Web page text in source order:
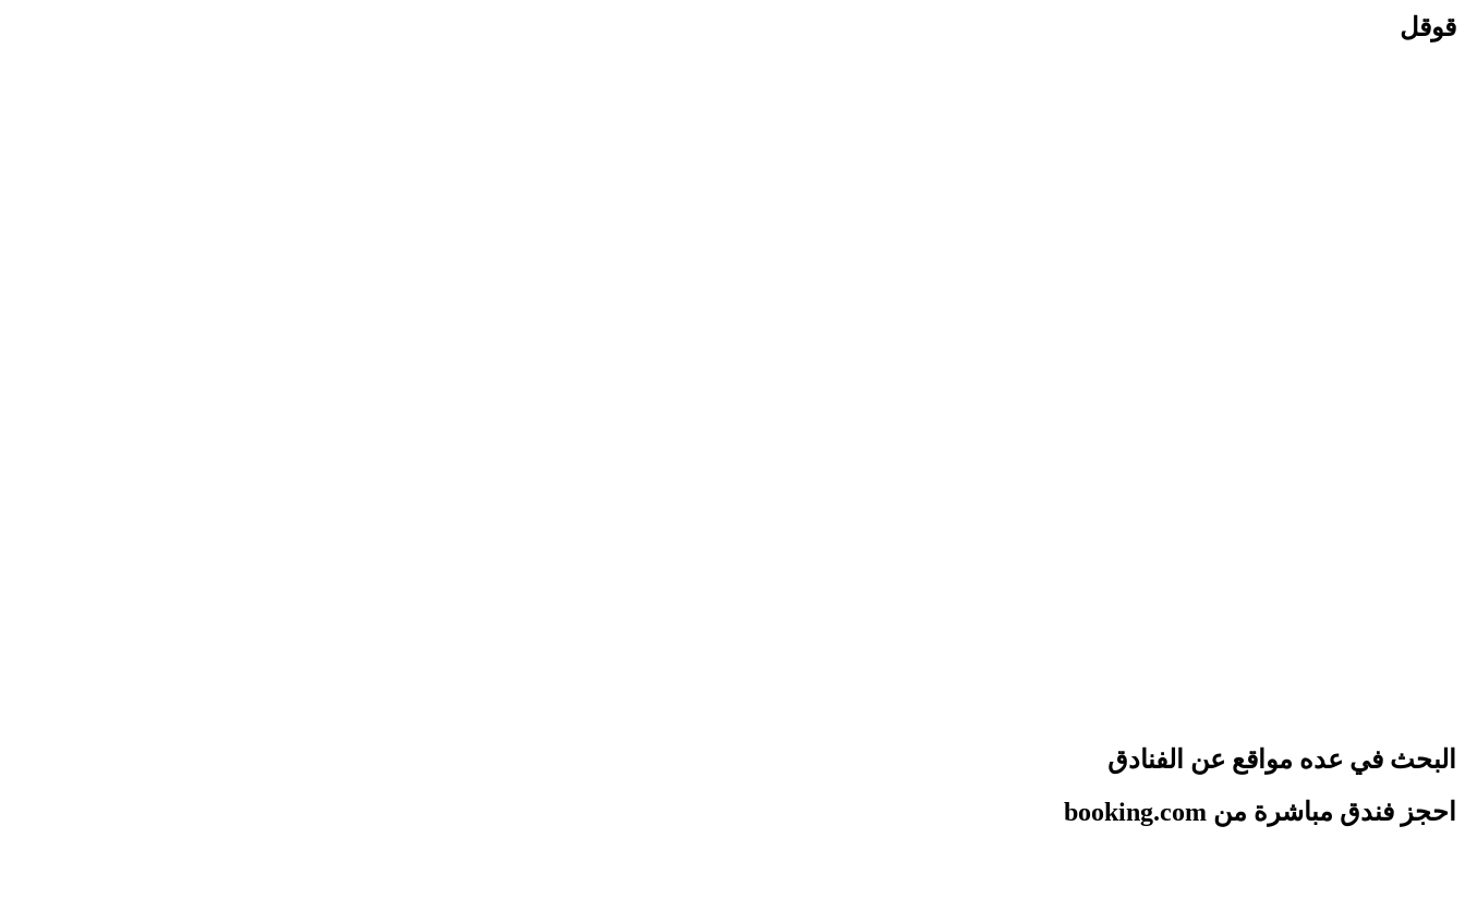
قوقل
البحث في عده مواقع عن الفنادق
احجز فندق مباشرة من booking.com